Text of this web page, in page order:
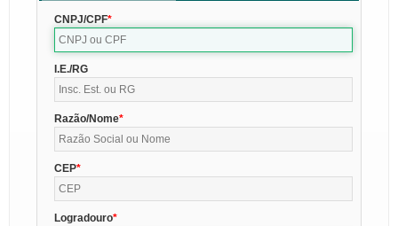
CNPJ/CPF
I.E./RG
Razão/Nome
CEP
Logradouro